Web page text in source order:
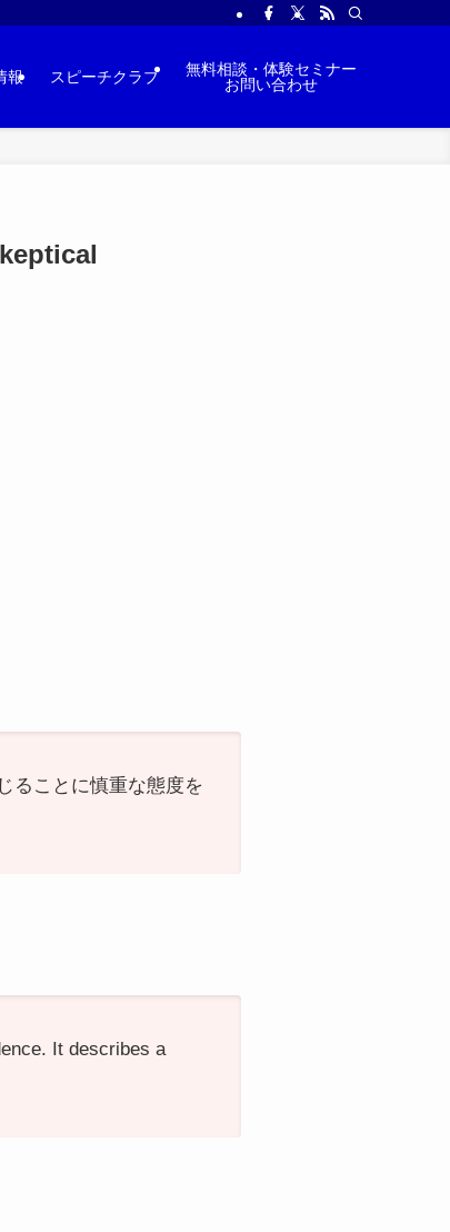
報 スピーチクラブ
無料相談・体験セミナー
お問い合わせ
ることに慎重な態度を
It describes a